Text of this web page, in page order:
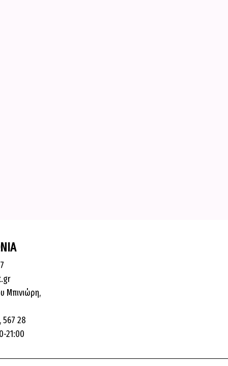
Μπινιώρη,
567 28
21:00